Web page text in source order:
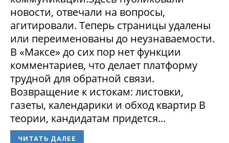
новости, отвечали на вопросы,
агитировали. Теперь страницы удалены
или переименованы до неузнаваемости.
В «Максе» до сих пор нет функции
комментариев, что делает платформу
трудной для обратной связи.
Возвращение к истокам: листовки,
газеты, календарики и обход квартир В
теории, кандидатам придется...
ЧИТАТЬ ДАЛЕЕ